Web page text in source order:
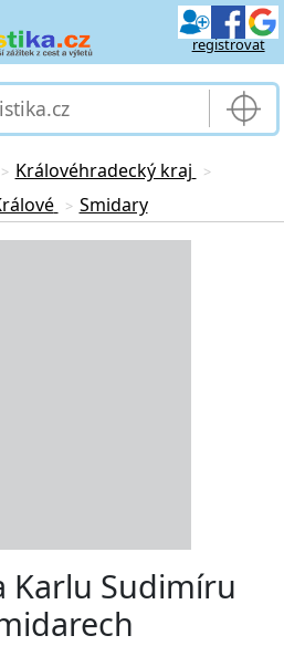
registrovat
> Královéhradecký kraj >
> Smidary
Karlu Sudimíru